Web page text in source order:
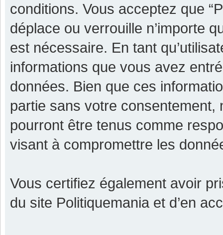
conditions. Vous acceptez que
déplace ou verrouille n’importe
est nécessaire. En tant
informations que vous avez
données. Bien que ces
partie sans votre consentement,
pourront être tenus comme
visant à compromettre les
Vous certifiez également avoir
du site Politiquemania et d’en